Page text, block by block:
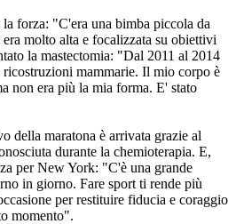
forza: "C'era una bimba piccola da
molto alta e focalizzata su obiettivi
la mastectomia: "Dal 2011 al 2014
ricostruzioni mammarie. Il mio corpo è
non era più la mia forma. E' stato
della maratona è arrivata grazie al
durante la chemioterapia. E,
per New York: "C'è una grande
in giorno. Fare sport ti rende più
per restituire fiducia e coraggio
momento".